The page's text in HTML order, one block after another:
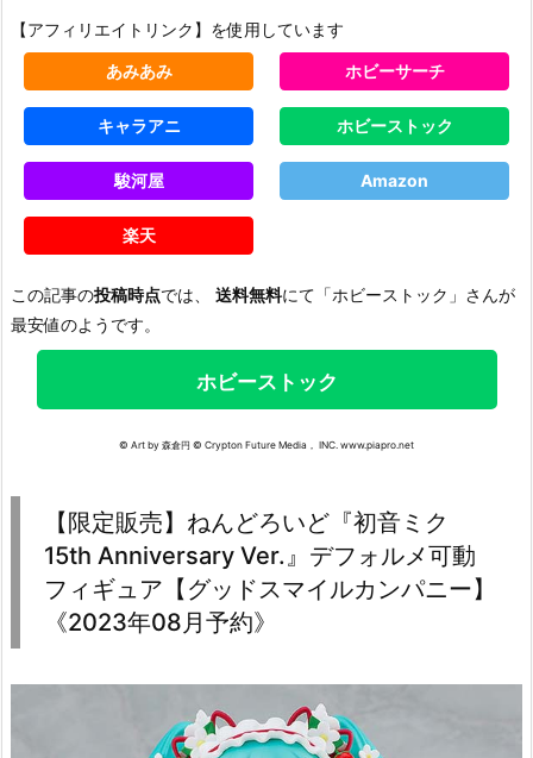
【アフィリエイトリンク】を使用しています
あみあみ ホビーサーチ
キャラアニ ホビーストック
駿河屋 Amazon
楽天
この記事の投稿時点では、 送料無料にて「ホビーストック」さんが
最安値のようです。
ホビーストック
© Art by 森倉円 © Crypton Future Media， INC. www.piapro.net
【限定販売】ねんどろいど『初音ミク
15th Anniversary Ver.』デフォルメ可動
フィギュア【グッドスマイルカンパニー】
《2023年08月予約》